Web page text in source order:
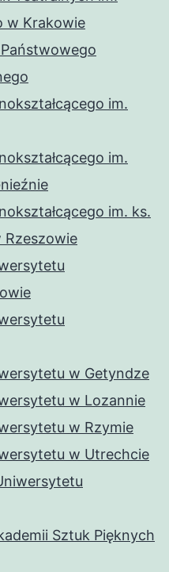
w Krakowie
im.
im.
im. ks.
Rzeszowie
w Getyndze
w Lozannie
w Rzymie
w Utrechcie
Sztuk Pięknych